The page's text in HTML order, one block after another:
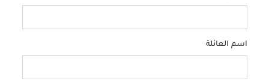
اسم العائلة